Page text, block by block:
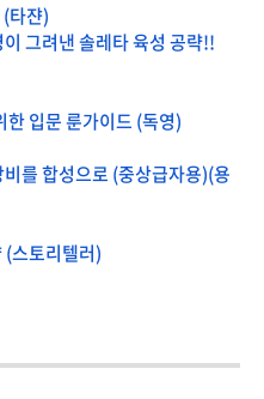
타쟌)
그려낸 솔레타 육성 공략!!
입문 룬가이드 (독영)
를 합성으로 (중상급자용)(용
(스토리텔러)